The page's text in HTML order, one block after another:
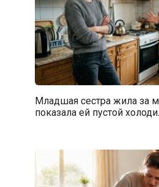
Младшая сестра жила за
показала ей пустой